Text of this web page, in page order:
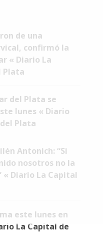
de una
confirmó la
« Diario La
Plata
del Plata se
lunes « Diario
Plata
Antonich: “Si
nosotros no la
Diario La Capital
este lunes en
La Capital de